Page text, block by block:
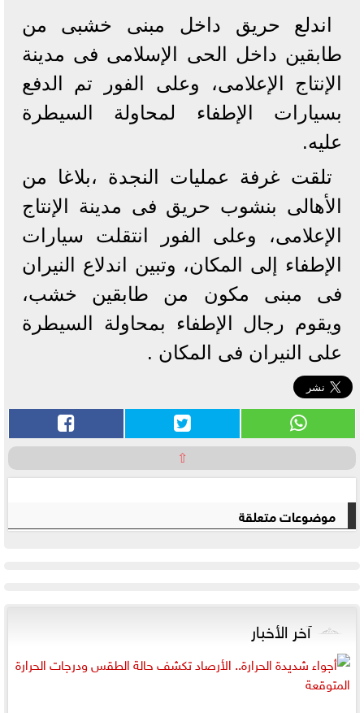
اندلع حريق داخل مبنى خشبى من
طابقين داخل الحى الإسلامى فى مدينة
الإنتاج الإعلامى، وعلى الفور تم الدفع
بسيارات الإطفاء لمحاولة السيطرة
عليه.
تلقت غرفة عمليات النجدة ،بلاغا من
الأهالى بنشوب حريق فى مدينة الإنتاج
الإعلامى، وعلى الفور انتقلت سيارات
الإطفاء إلى المكان، وتبين اندلاع النيران
فى مبنى مكون من طابقين خشب،
ويقوم رجال الإطفاء بمحاولة السيطرة
على النيران فى المكان .
⇧
موضوعات متعلقة
آخر الأخبار